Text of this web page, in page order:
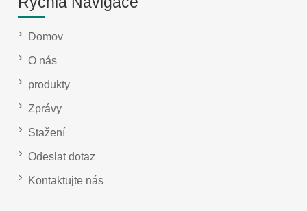
Domov
O nás
produkty
Zprávy
Stažení
Odeslat dotaz
Kontaktujte nás